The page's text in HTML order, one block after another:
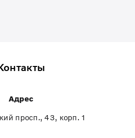
Адрес
просп., 43, корп. 1